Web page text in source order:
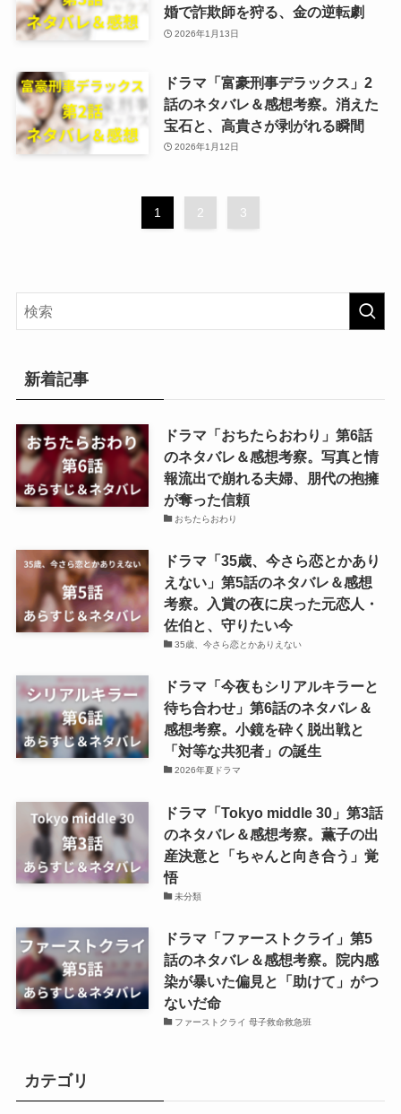
婚で詐欺師を狩る、金の逆転劇
2026年1月13日
ドラマ「富豪刑事デラックス」2
話のネタバレ＆感想考察。消えた
宝石と、高貴さが剥がれる瞬間
2026年1月12日
1 2 3
新着記事
ドラマ「おちたらおわり」第6話
のネタバレ＆感想考察。写真と情
報流出で崩れる夫婦、朋代の抱擁
が奪った信頼
おちたらおわり
ドラマ「35歳、今さら恋とかあり
えない」第5話のネタバレ＆感想
考察。入賞の夜に戻った元恋人・
佐伯と、守りたい今
35歳、今さら恋とかありえない
ドラマ「今夜もシリアルキラーと
待ち合わせ」第6話のネタバレ＆
感想考察。小鏡を砕く脱出戦と
「対等な共犯者」の誕生
2026年夏ドラマ
ドラマ「Tokyo middle 30」第3話
のネタバレ＆感想考察。薫子の出
産決意と「ちゃんと向き合う」覚
悟
未分類
ドラマ「ファーストクライ」第5
話のネタバレ＆感想考察。院内感
染が暴いた偏見と「助けて」がつ
ないだ命
ファーストクライ 母子救命救急班
カテゴリ